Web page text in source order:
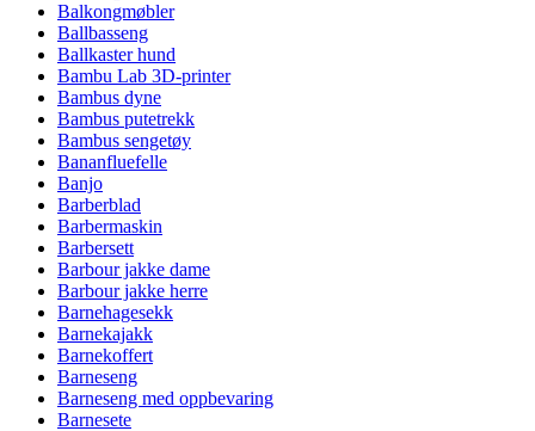
Balkongmøbler
Ballbasseng
Ballkaster hund
Bambu Lab 3D-printer
Bambus dyne
Bambus putetrekk
Bambus sengetøy
Bananfluefelle
Banjo
Barberblad
Barbermaskin
Barbersett
Barbour jakke dame
Barbour jakke herre
Barnehagesekk
Barnekajakk
Barnekoffert
Barneseng
Barneseng med oppbevaring
Barnesete